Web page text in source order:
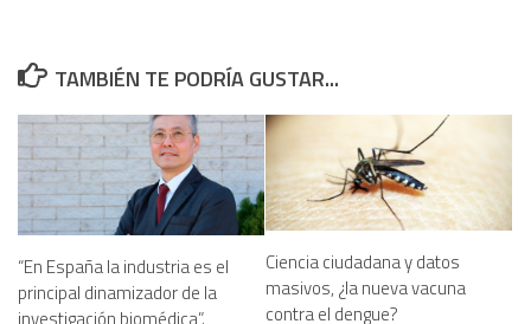
TAMBIÉN TE PODRÍA GUSTAR...
“En España la industria es el
principal dinamizador de la
Ciencia ciudadana y datos
masivos, ¿la nueva vacuna
contra el dengue?